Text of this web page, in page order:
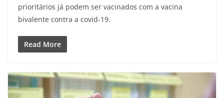
prioritários já podem ser vacinados com a vacina
bivalente contra a covid-19.
Read More